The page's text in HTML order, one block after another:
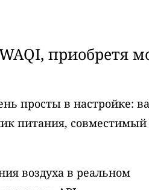
приобретя
просты в настройке:
питания, совместимый
воздуха в реальном